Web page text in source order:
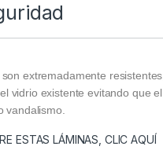
extremadamente
vidrio existente evitando que
vandalismo.
ESTAS LÁMINAS, CLIC AQUÍ